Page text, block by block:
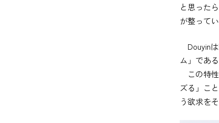
と思った
が整ってい
Douyin
ム」である
この特
ズる」こ
う欲求を